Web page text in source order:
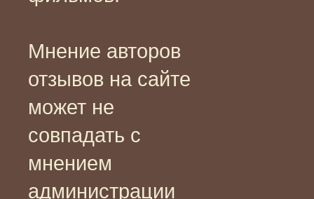
Мнение авторов
отзывов на сайте
может не
совпадать с
мнением
администрации